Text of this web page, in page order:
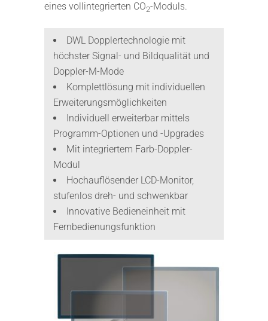
eines vollintegrierten CO2-Moduls.
DWL Dopplertechnologie mit
höchster Signal- und Bildqualität und
Doppler-M-Mode
Komplettlösung mit individuellen
Erweiterungsmöglichkeiten
Individuell erweiterbar mittels
Programm-Optionen und -Upgrades
Mit integriertem Farb-Doppler-
Modul
Hochauflösender LCD-Monitor,
stufenlos dreh- und schwenkbar
Innovative Bedieneinheit mit
Fernbedienungsfunktion